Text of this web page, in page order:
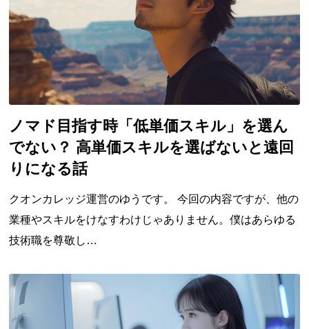
ノマド目指す時「低単価スキル」を選ん
でない？ 高単価スキルを選ばないと遠回
りになる話
クオンカレッジ運営のゆうです。 今回の内容ですが、他の
業種やスキルをけなすわけじゃありません。僕はあらゆる
技術職を尊敬し…